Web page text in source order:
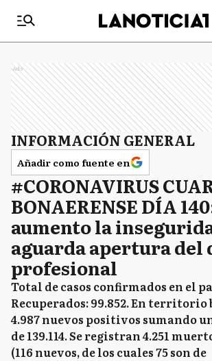
Ads
INFORMACIÓN GENERAL
Añadir como fuente en
#CORONAVIRUS
BONAERENSE DÍA
aumento la
aguarda apertura del
profesional
Total de casos confirmados en el
Recuperados: 99.852. En territorio
4.987 nuevos positivos sumando
de 139.114. Se registran 4.251
(116 nuevos, de los cuales 75 son de